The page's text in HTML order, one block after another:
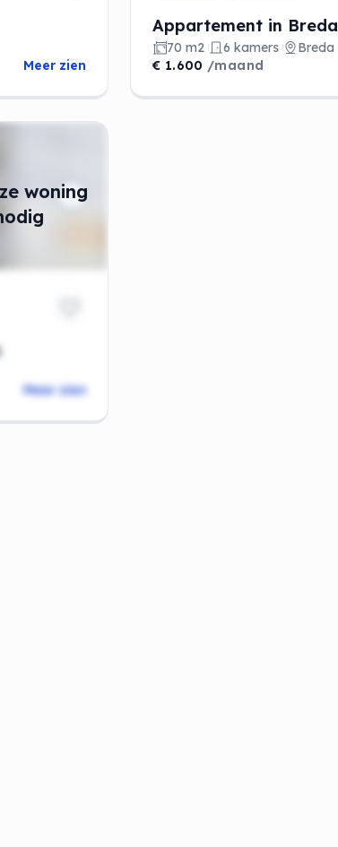
Meer zien
Appartement in Breda
70 m2 6 kamers
Breda
€ 1.600 /maand
woning
Meer zien